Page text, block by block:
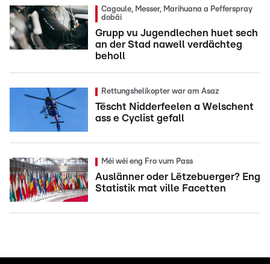
Cagoule, Messer, Marihuana a Pefferspray
dobäi
Grupp vu Jugendlechen huet sech
an der Stad nawell verdächteg
beholl
Rettungshelikopter war am Asaz
Tëscht Nidderfeelen a Welschent
ass e Cyclist gefall
Méi wéi eng Fro vum Pass
Auslänner oder Lëtzebuerger? Eng
Statistik mat ville Facetten